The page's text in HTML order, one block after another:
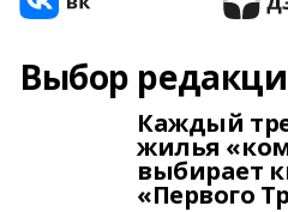
Выбор
Каждый
жилья
выбирает
«Первого